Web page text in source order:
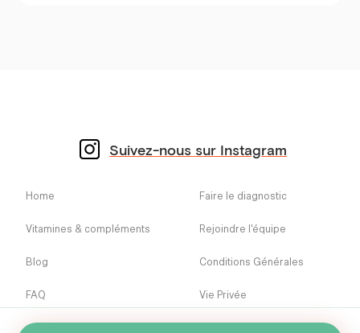
Suivez-nous sur Instagram
Home
Vitamines & compléments
Blog
FAQ
Faire le diagnostic
Rejoindre l'équipe
Conditions Générales
Vie Privée